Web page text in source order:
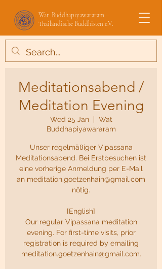
Wat Buddhapiyawararam –
Thailändische Buddhisten e.V.
Meditationsabend /
Meditation Evening
Wed 25 Jan
  |
Wat
Buddhapiyawararam
Unser regelmäßiger Vipassana
Meditationsabend. Bei Erstbesuchen ist
eine vorherige Anmeldung per E-Mail
an meditation.goetzenhain@gmail.com
nötig.
[English]
Our regular Vipassana meditation
evening. For first-time visits, prior
registration is required by emailing
meditation.goetzenhain@gmail.com.